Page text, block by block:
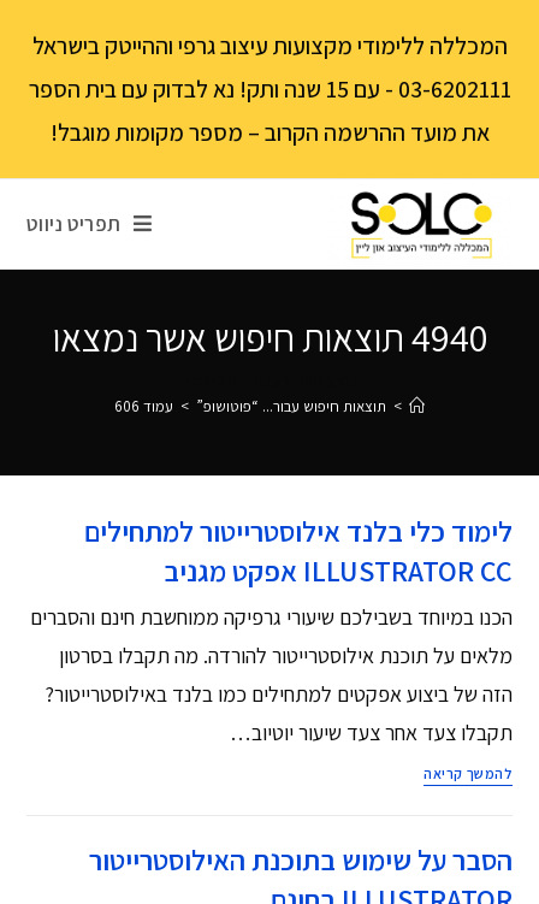
המכללה ללימודי מקצועות עיצוב גרפי וההייטק בישראל
03-6202111 - עם 15 שנה ותק! נא לבדוק עם בית הספר
את מועד ההרשמה הקרוב – מספר מקומות מוגבל!
תפריט ניווט
4940תוצאות חיפוש אשר נמצאו
> תוצאות חיפוש עבור... “פוטושופ” > עמוד 606
לימוד כלי בלנד אילוסטרייטור למתחילים
ILLUSTRATOR CC אפקט מגניב
הכנו במיוחד בשבילכם שיעורי גרפיקה ממוחשבת חינם והסברים
מלאים על תוכנת אילוסטרייטור להורדה. מה תקבלו בסרטון
הזה של ביצוע אפקטים למתחילים כמו בלנד באילוסטרייטור?
תקבלו צעד אחר צעד שיעור יוטיוב…
להמשך קריאה
הסבר על שימוש בתוכנת האילוסטרייטור